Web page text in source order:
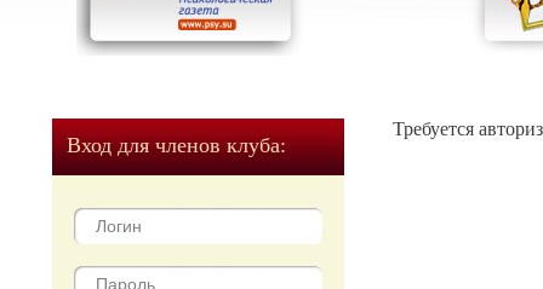
Вход для членов клуба:
Требуется